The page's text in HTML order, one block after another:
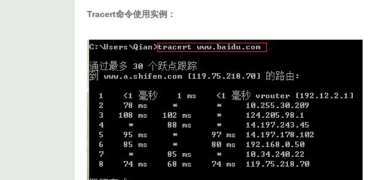
Tracert命令使用实例：